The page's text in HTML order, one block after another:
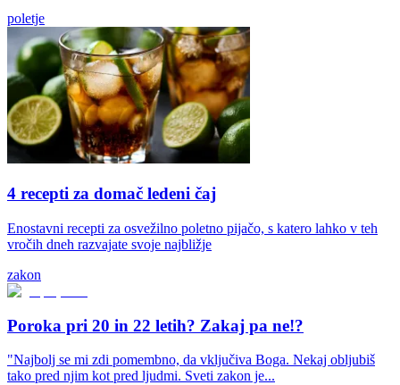
poletje
4 recepti za domač ledeni čaj
Enostavni recepti za osvežilno poletno pijačo, s katero lahko v teh
vročih dneh razvajate svoje najbližje
zakon
Poroka pri 20 in 22 letih? Zakaj pa ne!?
"Najbolj se mi zdi pomembno, da vključiva Boga. Nekaj obljubiš
tako pred njim kot pred ljudmi. Sveti zakon je...